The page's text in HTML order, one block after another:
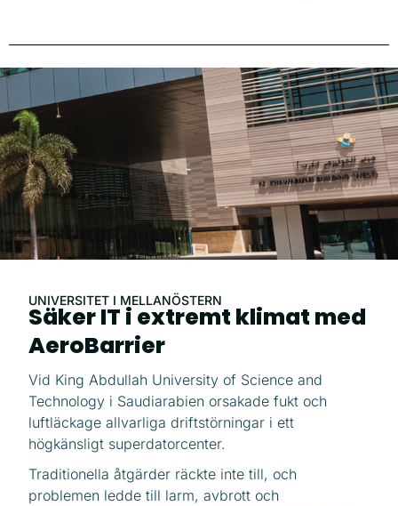
UNIVERSITET I MELLANÖSTERN
Säker IT i extremt klimat med
AeroBarrier
Vid King Abdullah University of Science and
Technology i Saudiarabien orsakade fukt och
luftläckage allvarliga driftstörningar i ett
högkänsligt superdatorcenter.
Traditionella åtgärder räckte inte till, och
problemen ledde till larm, avbrott och